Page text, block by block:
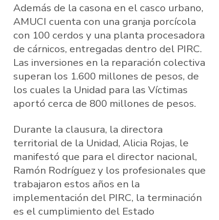
Además de la casona en el casco urbano,
AMUCI cuenta con una granja porcícola
con 100 cerdos y una planta procesadora
de cárnicos, entregadas dentro del PIRC.
Las inversiones en la reparación colectiva
superan los 1.600 millones de pesos, de
los cuales la Unidad para las Víctimas
aportó cerca de 800 millones de pesos.
Durante la clausura, la directora
territorial de la Unidad, Alicia Rojas, le
manifestó que para el director nacional,
Ramón Rodríguez y los profesionales que
trabajaron estos años en la
implementación del PIRC, la terminación
es el cumplimiento del Estado